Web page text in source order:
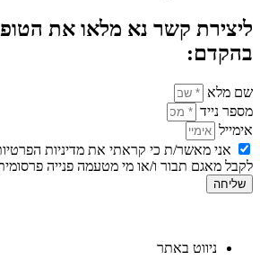
ליצירת קשר נא מלאו את
בהקדם:
שם מלא
מספר נייד
אימייל
אני מאשר/ת כי קראתי את מדיניות
לקבל מאגם תבור ו/או מי מטעמה פנייה
שליחה
ניווט באתר